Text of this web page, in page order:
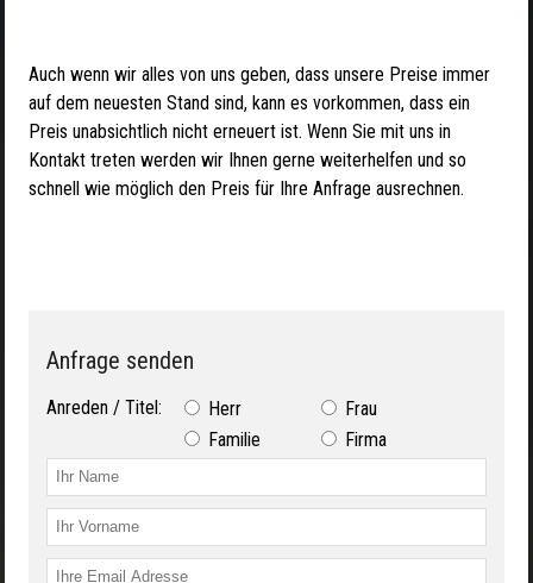
Auch wenn wir alles von uns geben, dass unsere Preise immer
auf dem neuesten Stand sind, kann es vorkommen, dass ein
Preis unabsichtlich nicht erneuert ist. Wenn Sie mit uns in
Kontakt treten werden wir Ihnen gerne weiterhelfen und so
schnell wie möglich den Preis für Ihre Anfrage ausrechnen.
Anfrage senden
Anreden / Titel: Herr
Frau
Familie
Firma